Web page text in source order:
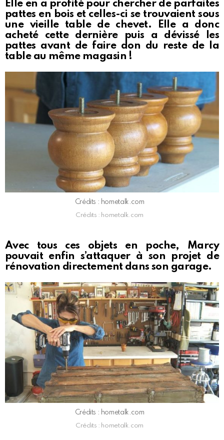
Elle en a profité pour chercher de parfaites
pattes en bois et celles-ci se trouvaient sous
une vieille table de chevet. Elle a donc
acheté cette dernière puis a dévissé les
pattes avant de faire don du reste de la
table au même magasin !
Crédits : hometalk.com
Crédits : hometalk.com
Avec tous ces objets en poche, Marcy
pouvait enfin s’attaquer à son projet de
rénovation directement dans son garage.
Crédits : hometalk.com
Crédits : hometalk.com